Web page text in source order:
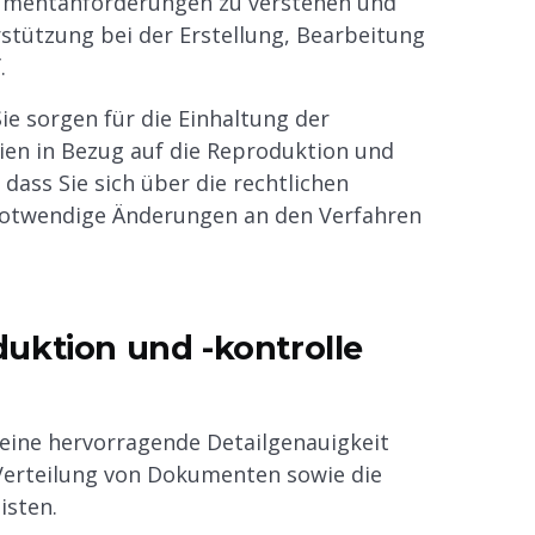
bei der Erstellung, Bearbeitung
sorgen für die Einhaltung der
in Bezug auf die Reproduktion und
Sie sich über die rechtlichen
Änderungen an den Verfahren
und -kontrolle
hervorragende Detailgenauigkeit
von Dokumenten sowie die